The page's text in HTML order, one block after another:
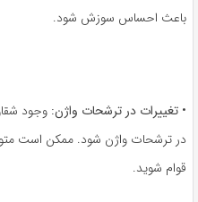
باعث احساس سوزش شود.
• تغییرات در ترشحات واژن: وجود
در ترشحات واژن شود. ممکن است
قوام شوید.